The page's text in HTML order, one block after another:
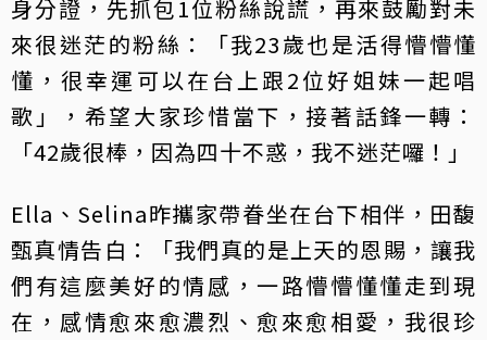
身分證，先抓包1位粉絲說謊，再來鼓勵對未
來很迷茫的粉絲：「我23歲也是活得懵懵懂
懂，很幸運可以在台上跟2位好姐妹一起唱
歌」，希望大家珍惜當下，接著話鋒一轉：
「42歲很棒，因為四十不惑，我不迷茫囉！」
Ella、Selina昨攜家帶眷坐在台下相伴，田馥
甄真情告白：「我們真的是上天的恩賜，讓我
們有這麼美好的情感，一路懵懵懂懂走到現
在，感情愈來愈濃烈、愈來愈相愛，我很珍